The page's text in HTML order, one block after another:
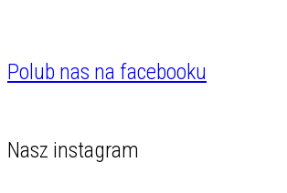
Polub nas na facebooku
Nasz instagram